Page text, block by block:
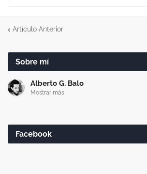
Artículo Anterior
Sobre mí
Alberto G. Balo
Mostrar más
Facebook